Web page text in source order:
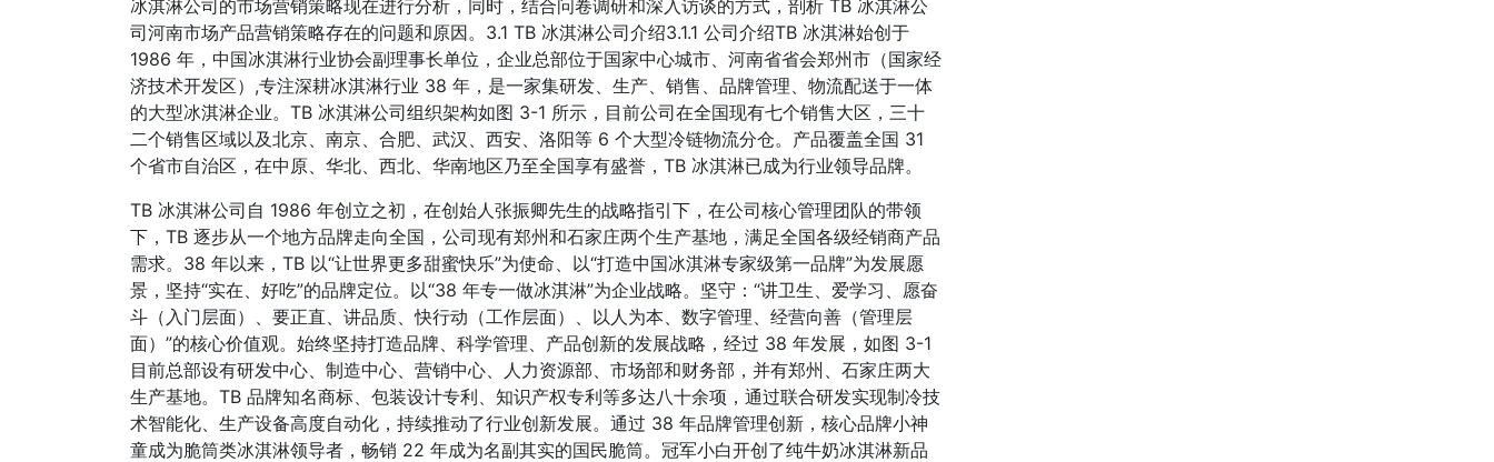
冰淇淋公司的市场营销策略现在进行分析，同时，结合问卷调研和深入访谈的方式，剖析 TB 冰淇淋公
司河南市场产品营销策略存在的问题和原因。3.1 TB 冰淇淋公司介绍3.1.1 公司介绍TB 冰淇淋始创于
1986 年，中国冰淇淋行业协会副理事长单位，企业总部位于国家中心城市、河南省省会郑州市（国家经
济技术开发区）,专注深耕冰淇淋行业 38 年，是一家集研发、生产、销售、品牌管理、物流配送于一体
的大型冰淇淋企业。TB 冰淇淋公司组织架构如图 3-1 所示，目前公司在全国现有七个销售大区，三十
二个销售区域以及北京、南京、合肥、武汉、西安、洛阳等 6 个大型冷链物流分仓。产品覆盖全国 31
个省市自治区，在中原、华北、西北、华南地区乃至全国享有盛誉，TB 冰淇淋已成为行业领导品牌。
TB 冰淇淋公司自 1986 年创立之初，在创始人张振卿先生的战略指引下，在公司核心管理团队的带领
下，TB 逐步从一个地方品牌走向全国，公司现有郑州和石家庄两个生产基地，满足全国各级经销商产品
需求。38 年以来，TB 以“让世界更多甜蜜快乐”为使命、以“打造中国冰淇淋专家级第一品牌”为发展愿
景，坚持“实在、好吃”的品牌定位。以“38 年专一做冰淇淋”为企业战略。坚守：“讲卫生、爱学习、愿奋
斗（入门层面）、要正直、讲品质、快行动（工作层面）、以人为本、数字管理、经营向善（管理层
面）”的核心价值观。始终坚持打造品牌、科学管理、产品创新的发展战略，经过 38 年发展，如图 3-1
目前总部设有研发中心、制造中心、营销中心、人力资源部、市场部和财务部，并有郑州、石家庄两大
生产基地。TB 品牌知名商标、包装设计专利、知识产权专利等多达八十余项，通过联合研发实现制冷技
术智能化、生产设备高度自动化，持续推动了行业创新发展。通过 38 年品牌管理创新，核心品牌小神
童成为脆筒类冰淇淋领导者，畅销 22 年成为名副其实的国民脆筒。冠军小白开创了纯牛奶冰淇淋新品